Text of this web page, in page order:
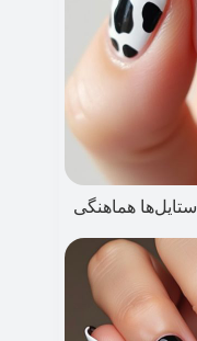
هماهنگی